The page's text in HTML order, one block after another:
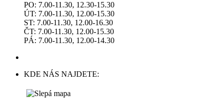
PO: 7.00-11.30, 12.30-15.30
ÚT: 7.00-11.30, 12.00-15.30
ST: 7.00-11.30, 12.00-16.30
ČT: 7.00-11.30, 12.00-15.30
PÁ: 7.00-11.30, 12.00-14.30
KDE NÁS NAJDETE: